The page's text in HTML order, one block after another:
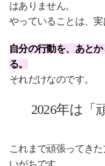
はありません。
やっていることは、実
自分の行動を、あと
る。
それだけなのです。
2026年は「
これまで頑張ってき